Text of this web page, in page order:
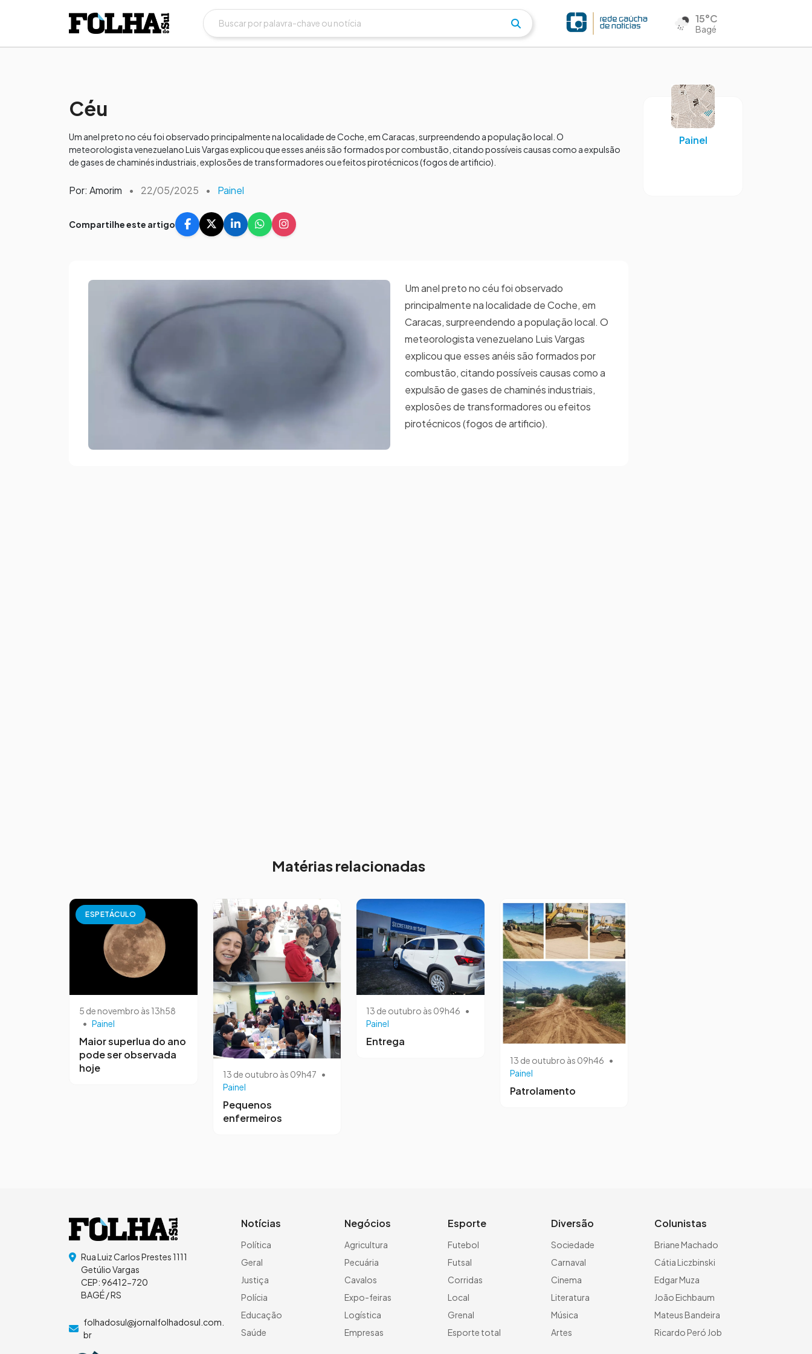
15°C
Bagé
Céu
Um anel preto no céu foi observado principalmente na localidade de Coche, em Caracas, surpreendendo a população local. O
meteorologista venezuelano Luis Vargas explicou que esses anéis são formados por combustão, citando possíveis causas como a expulsão
de gases de chaminés industriais, explosões de transformadores ou efeitos pirotécnicos (fogos de artificio).
Por: Amorim • 22/05/2025 • Painel
Compartilhe este artigo
Um anel preto no céu foi observado
principalmente na localidade de Coche, em
Caracas, surpreendendo a população local. O
meteorologista venezuelano Luis Vargas
explicou que esses anéis são formados por
combustão, citando possíveis causas como a
expulsão de gases de chaminés industriais,
explosões de transformadores ou efeitos
pirotécnicos (fogos de artificio).
Matérias relacionadas
ESPETÁCULO
5 de novembro às 13h58
• Painel
Maior superlua do ano
pode ser observada
hoje
13 de outubro às 09h47 •
Painel
Pequenos
enfermeiros
13 de outubro às 09h46 •
Painel
Entrega
13 de outubro às 09h46 •
Painel
Patrolamento
Painel
Rua Luiz Carlos Prestes 1111
Getúlio Vargas
CEP: 96412-720
BAGÉ / RS
folhadosul@jornalfolhadosul.com.
br
Notícias
Política
Geral
Justiça
Polícia
Educação
Saúde
Negócios
Agricultura
Pecuária
Cavalos
Expo-feiras
Logística
Empresas
Esporte
Futebol
Futsal
Corridas
Local
Grenal
Esporte total
Diversão
Sociedade
Carnaval
Cinema
Literatura
Música
Artes
Colunistas
Briane Machado
Cátia Liczbinski
Edgar Muza
João Eichbaum
Mateus Bandeira
Ricardo Peró Job